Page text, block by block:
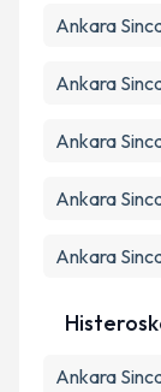
Ankara
Ankara
Ankara
Ankara
Ankara
Ankara